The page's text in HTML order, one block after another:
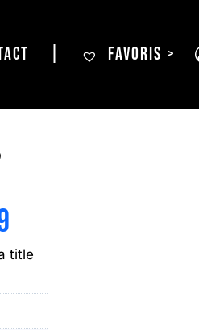
FAVORIS >
title